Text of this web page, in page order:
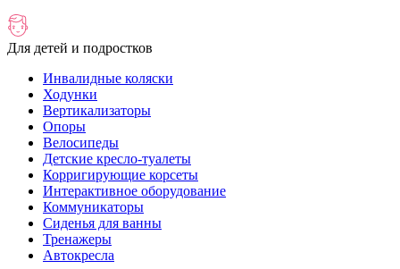
Для детей и подростков
Инвалидные коляски
Ходунки
Вертикализаторы
Опоры
Велосипеды
Детские кресло-туалеты
Корригирующие корсеты
Интерактивное оборудование
Коммуникаторы
Сиденья для ванны
Тренажеры
Автокресла